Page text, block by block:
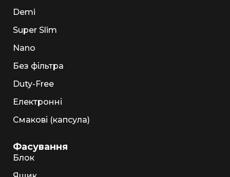
Demi
Super Slim
Nano
Без фільтра
Duty-Free
Електронні
Смакові (капсула)
Фасування
Блок